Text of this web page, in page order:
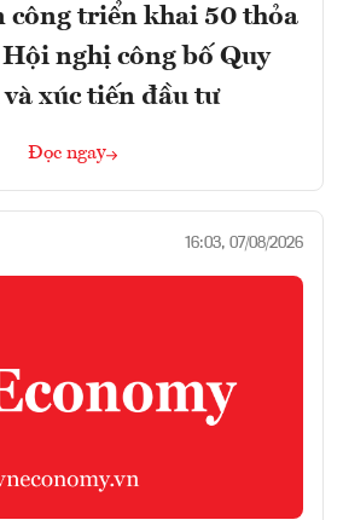
công triển khai 50 thỏa
nghị công bố Quy
và xúc tiến đầu tư
Đọc ngay
16:03, 07/08/2026